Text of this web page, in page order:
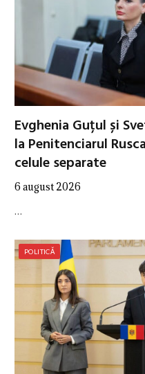
Evghenia Guțul și
la Penitenciarul
celule separate
6 august 2026
…
POLITICĂ